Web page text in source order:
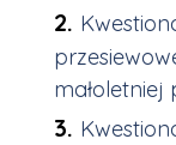
małoletniej